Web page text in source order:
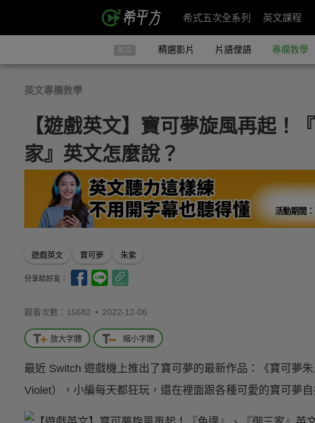
希式五次全系列 英文課程
英文 精選影片 片語俚語 專欄教學
英文專欄教學
【遊戲英文】寶可夢旋風再起！
家』英文怎麼說？
活動期間：
遊戲英文 寶可夢 朱紫
分享給好友：
觀看次數：15682 • 2022-12-06
放大字體 縮小字體
最近 Switch 遊戲機上推出了寶可夢的最新作品：《寶可夢
Violet），小編每天都狂玩，還在裡面跟各種可愛的寶可夢